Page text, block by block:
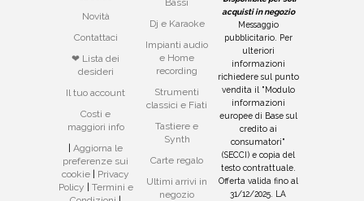
Novità
Contattaci
❤ Lista dei
desideri
Il tuo account
Costi e
maggiori info
|Aggiorna le
preferenze sui
cookie
Privacy
Policy
Termini e
Bassi
Dj e Karaoke
Impianti audio
e Home
recording
Strumenti
classici e Fiati
Tastiere e
Synth
Carte regalo
Ultimi arrivi in
negozio
acquisti in negozio
Messaggio
pubblicitario. Per
ulteriori
informazioni
richiedere sul punto
vendita il "Modulo
informazioni
europee di Base sul
credito ai
consumatori"
(SECCI) e copia del
testo contrattuale.
Offerta valida fino al
31/12/2025. LA